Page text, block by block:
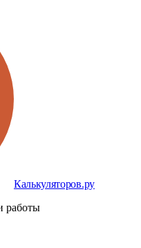
Калькуляторов.ру
работы